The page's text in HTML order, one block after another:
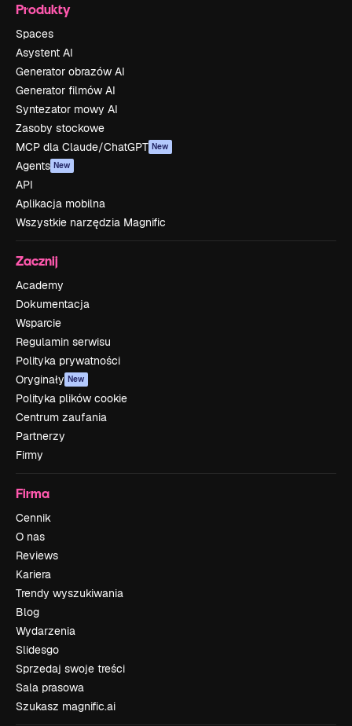
Produkty
Spaces
Asystent AI
Generator obrazów AI
Generator filmów AI
Syntezator mowy AI
Zasoby stockowe
MCP dla Claude/ChatGPT New
Agents New
API
Aplikacja mobilna
Wszystkie narzędzia Magnific
Zacznij
Academy
Dokumentacja
Wsparcie
Regulamin serwisu
Polityka prywatności
Oryginały New
Polityka plików cookie
Centrum zaufania
Partnerzy
Firmy
Firma
Cennik
O nas
Reviews
Kariera
Trendy wyszukiwania
Blog
Wydarzenia
Slidesgo
Sprzedaj swoje treści
Sala prasowa
Szukasz magnific.ai